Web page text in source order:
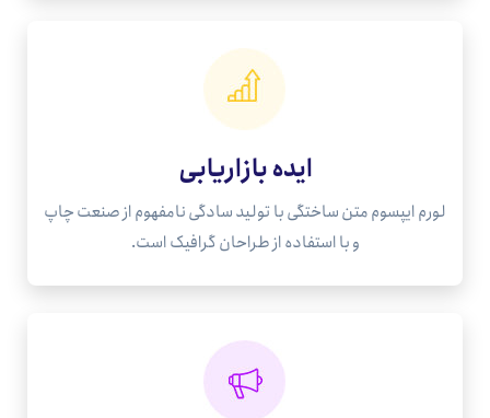
ایده بازاریابی
لورم ایپسوم متن ساختگی با تولید سادگی نامفهوم از صنعت چاپ
و با استفاده از طراحان گرافیک است.